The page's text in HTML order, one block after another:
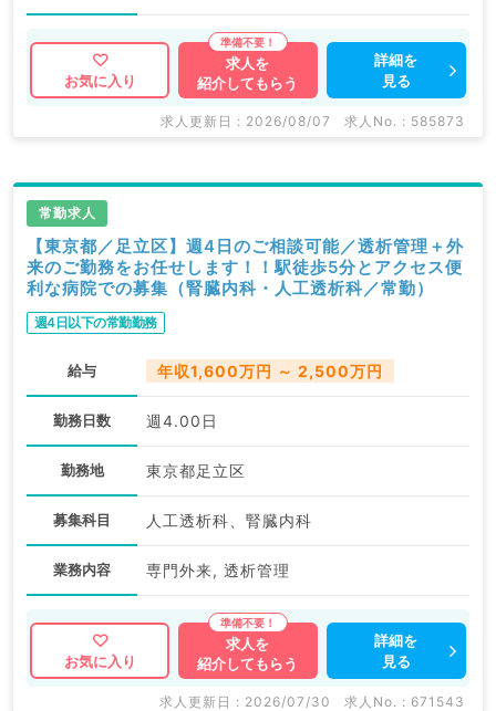
お気に入り
求人を
紹介してもらう
詳細を
見る
求人更新日 : 2026/08/07 求人No. : 585873
常勤求人
【東京都／足立区】週4日のご相談可能／透析管理＋外
来のご勤務をお任せします！！駅徒歩5分とアクセス便
利な病院での募集（腎臓内科・人工透析科／常勤）
週4日以下の常勤勤務
給与 年収1,600万円 ～ 2,500万円
勤務日数 週4.00日
勤務地 東京都足立区
募集科目 人工透析科、腎臓内科
業務内容 専門外来, 透析管理
お気に入り
求人を
紹介してもらう
詳細を
見る
求人更新日 : 2026/07/30 求人No. : 671543